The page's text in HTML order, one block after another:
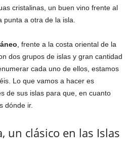
cristalinas, un buen vino frente al
a otra de la isla.
, frente a la costa oriental de la
dos grupos de islas y gran cantidad
cada uno de ellos, estamos
Lo que vamos a hacer es
de sus islas para que, en cuanto
dónde ir.
un clásico en las Islas